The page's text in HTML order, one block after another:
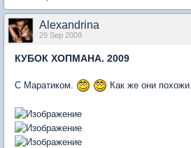
Alexandrina
29 Sep 2009
КУБОК ХОПМАНА. 2009
С Маратиком. Как же они похожи.